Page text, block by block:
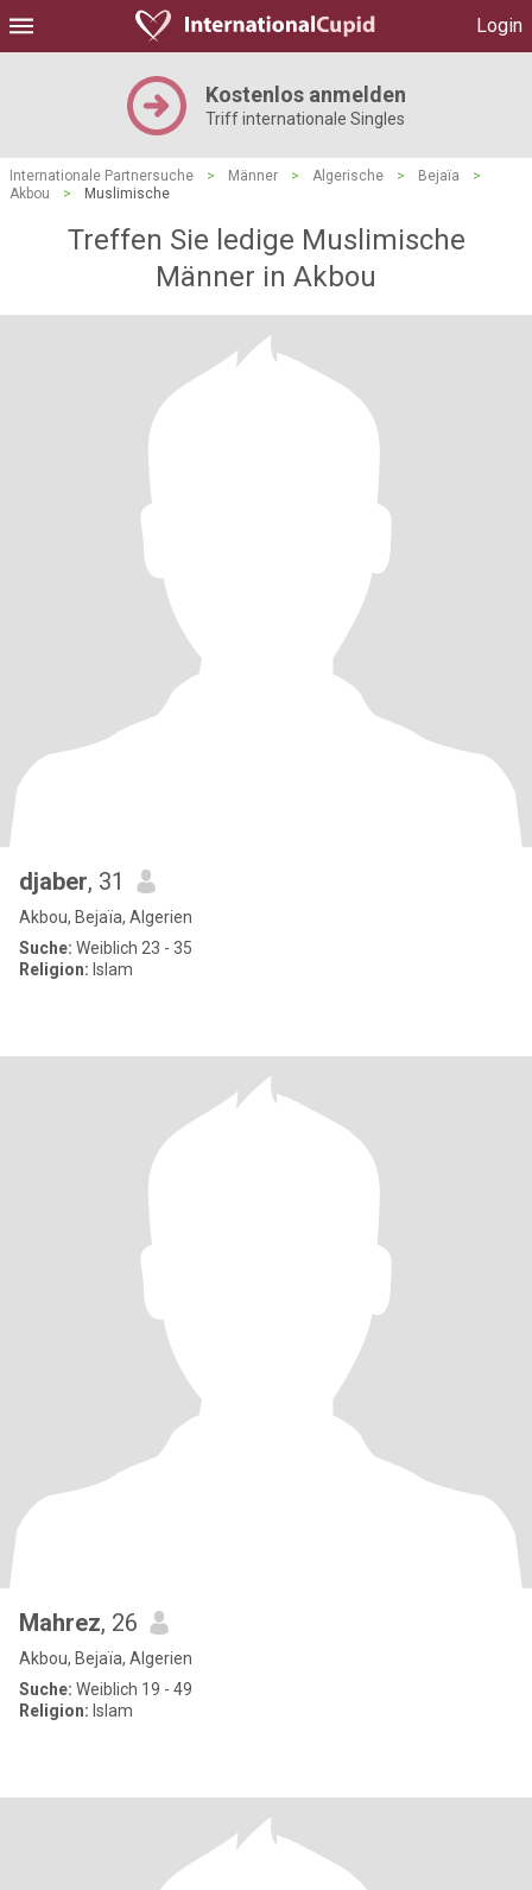
Login
Kostenlos anmelden
Triff internationale Singles
Internationale Partnersuche > Männer > Algerische > Bejaïa
>
Akbou
> Muslimische
Treffen Sie ledige Muslimische
Männer in Akbou
djaber, 31
Akbou, Bejaïa, Algerien
Suche: Weiblich 23 - 35
Religion: Islam
Mahrez, 26
Akbou, Bejaïa, Algerien
Suche: Weiblich 19 - 49
Religion: Islam